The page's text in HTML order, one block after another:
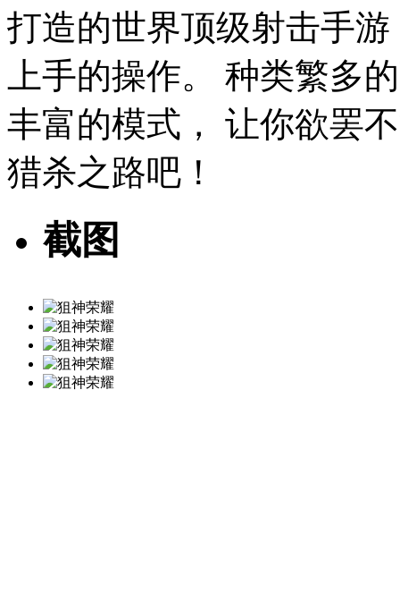
打造的世界顶级射击手
上手的操作。 种类繁多
丰富的模式， 让你欲罢
猎杀之路吧！
截图